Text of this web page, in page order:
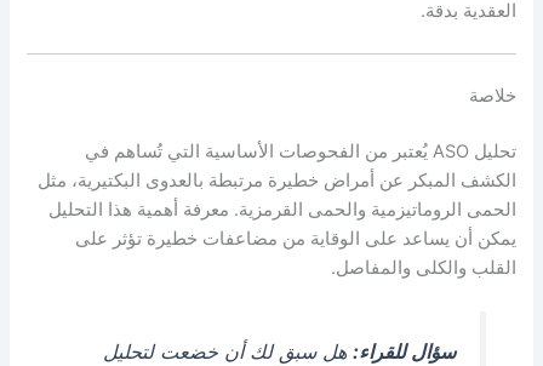
العقدية بدقة.
خلاصة
تحليل ASO يُعتبر من الفحوصات الأساسية التي تُساهم في
الكشف المبكر عن أمراض خطيرة مرتبطة بالعدوى البكتيرية، مثل
الحمى الروماتيزمية والحمى القرمزية. معرفة أهمية هذا التحليل
يمكن أن يساعد على الوقاية من مضاعفات خطيرة تؤثر على
القلب والكلى والمفاصل.
سؤال للقراء:هل سبق لك أن خضعت لتحليل